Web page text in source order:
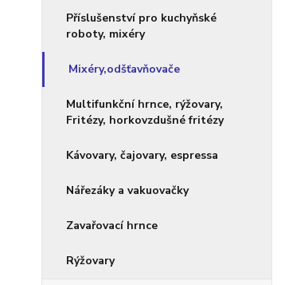
Příslušenství pro kuchyňské
roboty, mixéry
Mixéry,odšťavňovače
Multifunkční hrnce, rýžovary,
Fritézy, horkovzdušné fritézy
Kávovary, čajovary, espressa
Nářezáky a vakuovačky
Zavařovací hrnce
Rýžovary